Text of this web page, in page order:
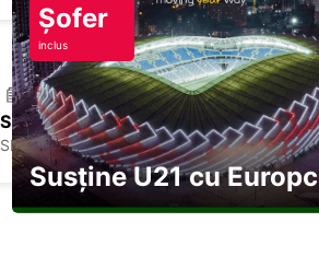
SKOPJE HOTEL TCC GRAND PLAZA
SKOPJE - MACEDONIA
Șofer
inclus
Susține U21 cu